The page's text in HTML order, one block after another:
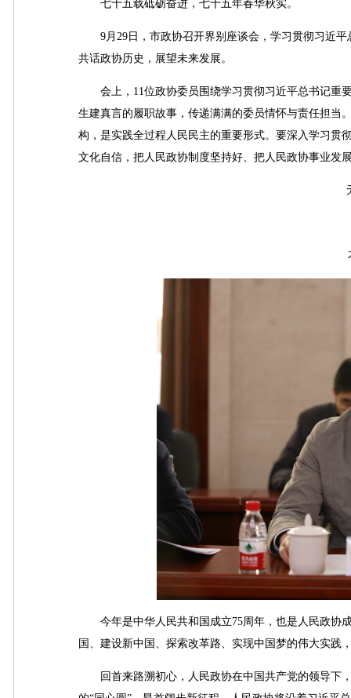
七十五载砥砺奋进，七十五年春华秋实。
9月29日，市政协召开界别座谈会，学习贯彻习近平
共话政协历史，展望未来发展。
会上，11位政协委员围绕学习贯彻习近平总书记重
生建真言的履职故事，传递满满的委员情怀与责任担当
构，是实践全过程人民民主的重要形式。要深入学习贯
文化自信，把人民政协制度坚持好、把人民政协事业发
今年是中华人民共和国成立75周年，也是人民政协
国、建设新中国、探索改革路、实现中国梦的伟大实践
回首来路溯初心，人民政协在中国共产党的领导下